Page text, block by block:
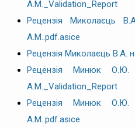
А.М._Validation_Report
Рецензія Миколаєць
А.М..pdf.asice
Рецензія Миколаєць В.А.
Рецензія Минюк О.Ю.
А.М._Validation_Report
Рецензія Минюк О.Ю.
А.М..pdf.asice